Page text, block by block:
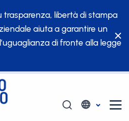
trasparenza, libertà di stampa
aiuta a garantire un
di fronte alla legge